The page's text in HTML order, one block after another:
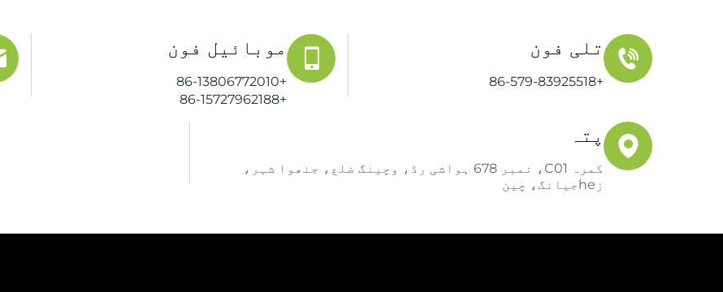
تلی فون
+86-579-83925518
موبائیل فون
+86-13806772010
+86-15727962188
پتہ
کمرہ C01، نمبر 678 ہواشی رڈ، وچینگ ضلع، جنھوا شہر،
زheجیانگ، چین